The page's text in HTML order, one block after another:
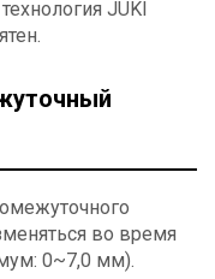
JUKI
во время
0~7,0 мм).